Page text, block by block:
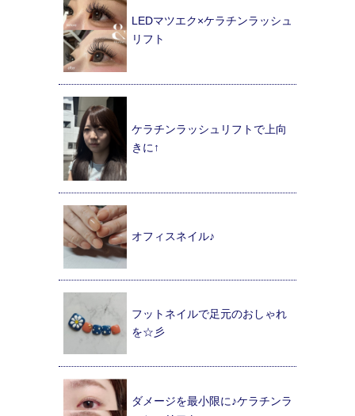
LEDマツエク×ケラチンラッシュ
リフト
ケラチンラッシュリフトで上向
きに↑
オフィスネイル♪
フットネイルで足元のおしゃれ
を☆彡
ダメージを最小限に♪ケラチンラ